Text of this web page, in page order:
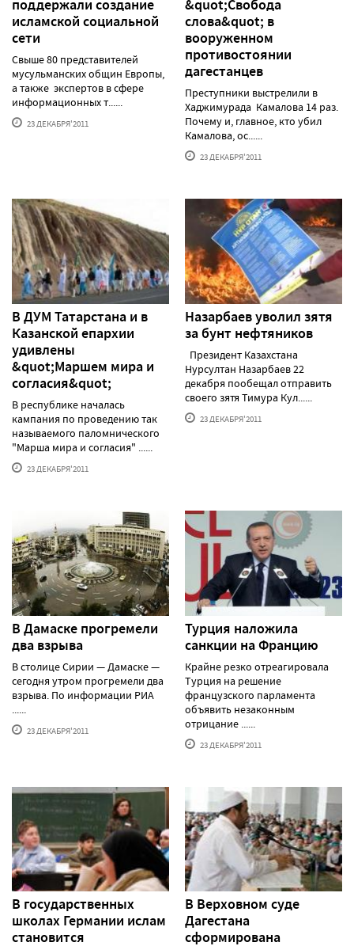
поддержали создание
исламской социальной
сети
Свыше 80 представителей
мусульманских общин Европы,
а также экспертов в сфере
информационных т......
23 ДЕКАБРЯ'2011
&quot;Свобода
слова&quot; в
вооруженном
противостоянии
дагестанцев
Преступники выстрелили в
Хаджимурада Камалова 14 раз.
Почему и, главное, кто убил
Камалова, ос......
23 ДЕКАБРЯ'2011
В ДУМ Татарстана и в
Казанской епархии
удивлены
&quot;Маршем мира и
согласия&quot;
В республике началась
кампания по проведению так
называемого паломнического
"Марша мира и согласия" ......
23 ДЕКАБРЯ'2011
Назарбаев уволил зятя
за бунт нефтяников
Президент Казахстана
Нурсултан Назарбаев 22
декабря пообещал отправить
своего зятя Тимура Кул......
23 ДЕКАБРЯ'2011
В Дамаске прогремели
два взрыва
В столице Сирии — Дамаске —
сегодня утром прогремели два
взрыва. По информации РИА
23 ДЕКАБРЯ'2011
Турция наложила
санкции на Францию
Крайне резко отреагировала
Турция на решение
французского парламента
объявить незаконным
отрицание ......
23 ДЕКАБРЯ'2011
В государственных
школах Германии ислам
становится
В Верховном суде
Дагестана
сформирована